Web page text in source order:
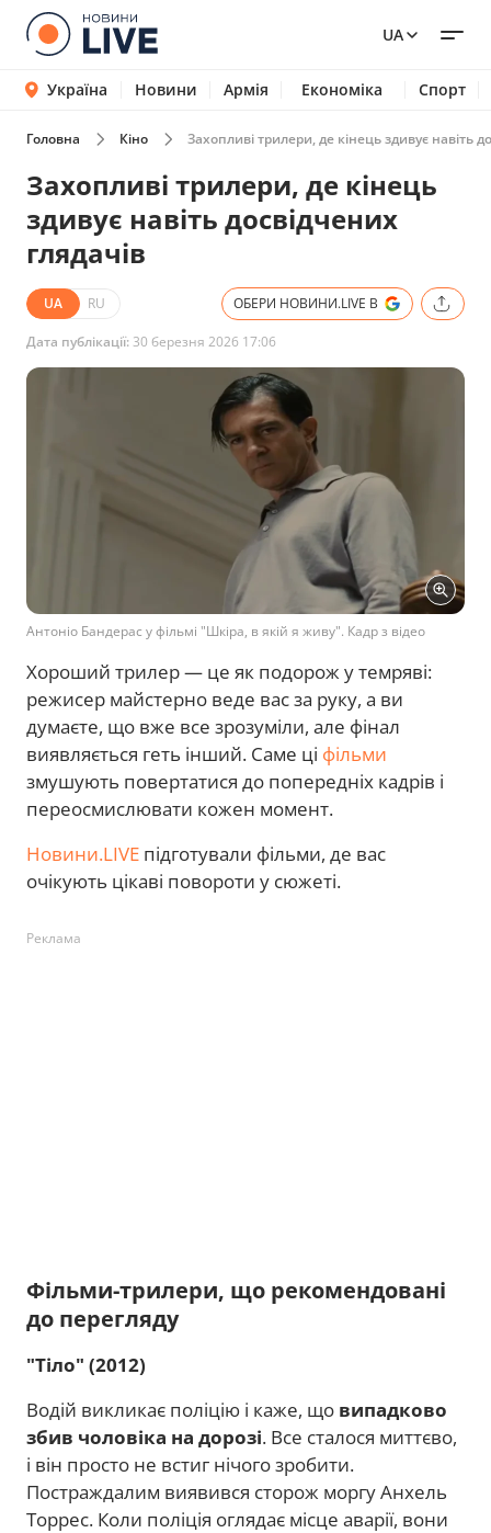
UA
Україна Новини Армія Економіка Спорт
Головна Кіно Захопливі трилери, де кінець здивує навіть
Захопливі трилери, де кінець
здивує навіть досвідчених
глядачів
UA RU ОБЕРИ НОВИНИ.LIVE В
Дата публікації: 30 березня 2026 17:06
Антоніо Бандерас у фільмі "Шкіра, в якій я живу". Кадр з відео
Хороший трилер — це як подорож у темряві:
режисер майстерно веде вас за руку, а ви
думаєте, що вже все зрозуміли, але фінал
виявляється геть інший. Саме ці фільми
змушують повертатися до попередніх кадрів і
переосмислювати кожен момент.
Новини.LIVE підготували фільми, де вас
очікують цікаві повороти у сюжеті.
Реклама
Фільми-трилери, що рекомендовані
до перегляду
"Тіло" (2012)
Водій викликає поліцію і каже, що випадково
збив чоловіка на дорозі. Все сталося миттєво,
і він просто не встиг нічого зробити.
Постраждалим виявився сторож моргу Анхель
Торрес. Коли поліція оглядає місце аварії, вони